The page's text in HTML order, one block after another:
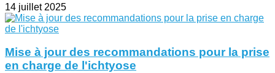
14 juillet 2025
Mise à jour des recommandations pour la prise
en charge de l'ichtyose